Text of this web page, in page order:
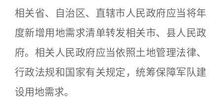
相关省、自治区、直辖市人民政府应当将年
度新增用地需求清单转发相关市、县人民政
府。相关人民政府应当依照土地管理法律、
行政法规和国家有关规定，统筹保障军队建
设用地需求。